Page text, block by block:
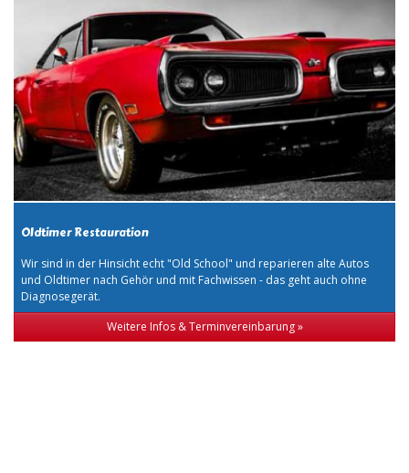
Oldtimer Restauration
Wir sind in der Hinsicht echt "Old School" und reparieren alte Autos
und Oldtimer nach Gehör und mit Fachwissen - das geht auch ohne
Diagnosegerät.
Weitere Infos & Terminvereinbarung »